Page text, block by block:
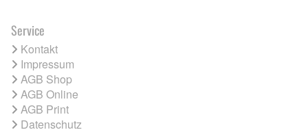
Service
Kontakt
Impressum
AGB Shop
AGB Online
AGB Print
Datenschutz